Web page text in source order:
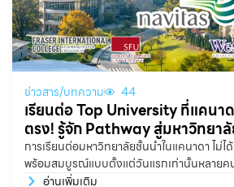
ข่าวสาร/บทความ 44
เรียนต่อ Top University ที่แคนา
ตรง! รู้จัก Pathway สู่มหาวิทย
การเรียนต่อมหาวิทยาลัยชั้นนำในแคนาดา ไม่ไ
พร้อมสมบูรณ์แบบตั้งแต่วันแรกเท่านั้นหลายค
Top University จะต้องมีเกรดสูงมาก ภาษาอั
อ่านเพิ่มเติม